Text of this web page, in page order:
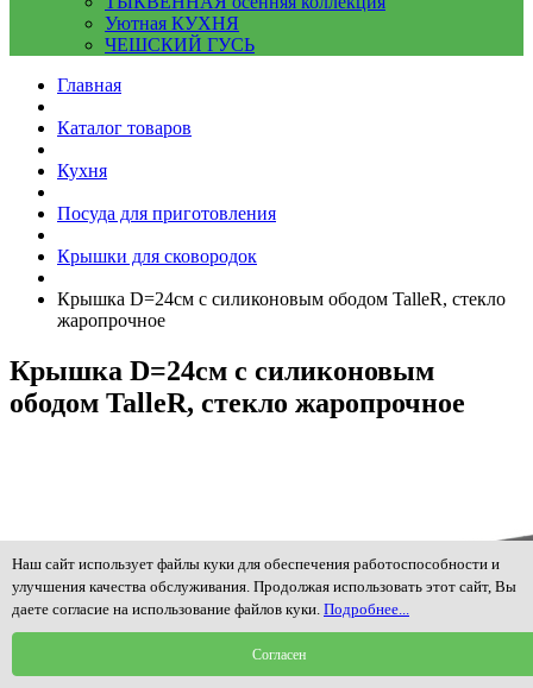
Уютная КУХНЯ
ЧЕШСКИЙ ГУСЬ
Главная
Каталог товаров
Кухня
Посуда для приготовления
Крышки для сковородок
Крышка D=24см с силиконовым ободом TalleR, стекло
жаропрочное
Крышка D=24см с силиконовым
ободом TalleR, стекло жаропрочное
Наш сайт использует файлы куки для обеспечения работоспособности и
улучшения качества обслуживания. Продолжая использовать этот сайт, Вы
даете согласие на использование файлов куки. Подробнее...
Согласен